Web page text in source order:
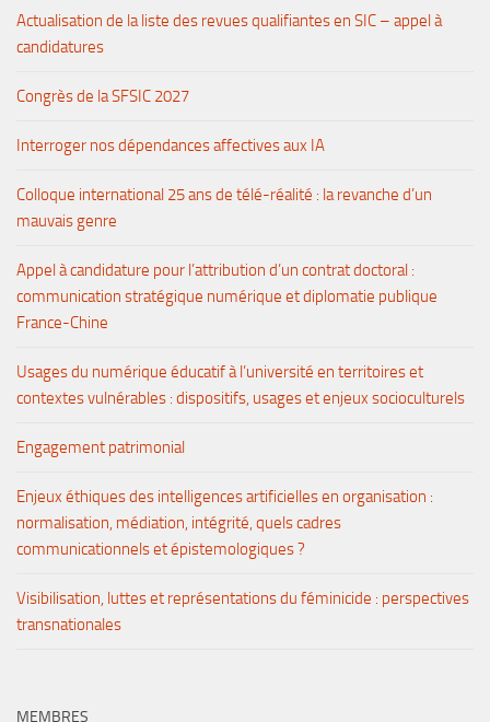
Actualisation de la liste des revues qualifiantes en SIC – appel à
candidatures
Congrès de la SFSIC 2027
Interroger nos dépendances affectives aux IA
Colloque international 25 ans de télé-réalité : la revanche d’un
mauvais genre
Appel à candidature pour l’attribution d’un contrat doctoral :
communication stratégique numérique et diplomatie publique
France-Chine
Usages du numérique éducatif à l’université en territoires et
contextes vulnérables : dispositifs, usages et enjeux socioculturels
Engagement patrimonial
Enjeux éthiques des intelligences artificielles en organisation :
normalisation, médiation, intégrité, quels cadres
communicationnels et épistemologiques ?
Visibilisation, luttes et représentations du féminicide : perspectives
transnationales
MEMBRES